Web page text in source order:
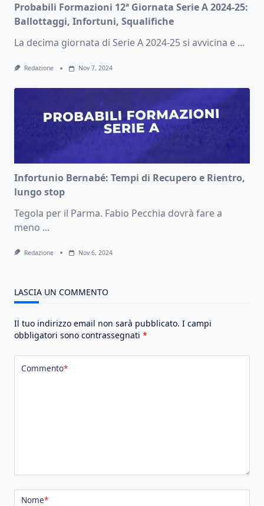
Probabili Formazioni 12ª Giornata Serie A 2024-25:
Ballottaggi, Infortuni, Squalifiche
La decima giornata di Serie A 2024-25 si avvicina e ...
Redazione Nov 7, 2024
Infortunio Bernabé: Tempi di Recupero e Rientro,
lungo stop
Tegola per il Parma. Fabio Pecchia dovrà fare a
meno ...
Redazione Nov 6, 2024
LASCIA UN COMMENTO
Il tuo indirizzo email non sarà pubblicato. I campi
obbligatori sono contrassegnati *
Commento*
Nome*